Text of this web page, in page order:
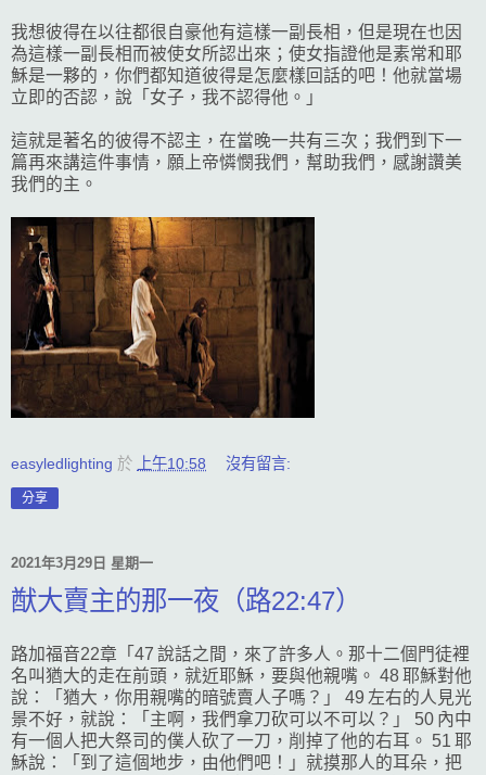
我想彼得在以往都很自豪他有這樣一副長相，但是現在也因
為這樣一副長相而被使女所認出來；使女指證他是素常和耶
穌是一夥的，你們都知道彼得是怎麼樣回話的吧！他就當場
立即的否認，說「女子，我不認得他。」
這就是著名的彼得不認主，在當晚一共有三次；我們到下一
篇再來講這件事情，願上帝憐憫我們，幫助我們，感謝讚美
我們的主。
easyledlighting 於 上午10:58 沒有留言:
分享
2021年3月29日 星期一
猷大賣主的那一夜（路22:47）
路加福音22章「47 說話之間，來了許多人。那十二個門徒裡
名叫猶大的走在前頭，就近耶穌，要與他親嘴。 48 耶穌對他
說：「猶大，你用親嘴的暗號賣人子嗎？」 49 左右的人見光
景不好，就說：「主啊，我們拿刀砍可以不可以？」 50 內中
有一個人把大祭司的僕人砍了一刀，削掉了他的右耳。 51 耶
穌說：「到了這個地步，由他們吧！」就摸那人的耳朵，把